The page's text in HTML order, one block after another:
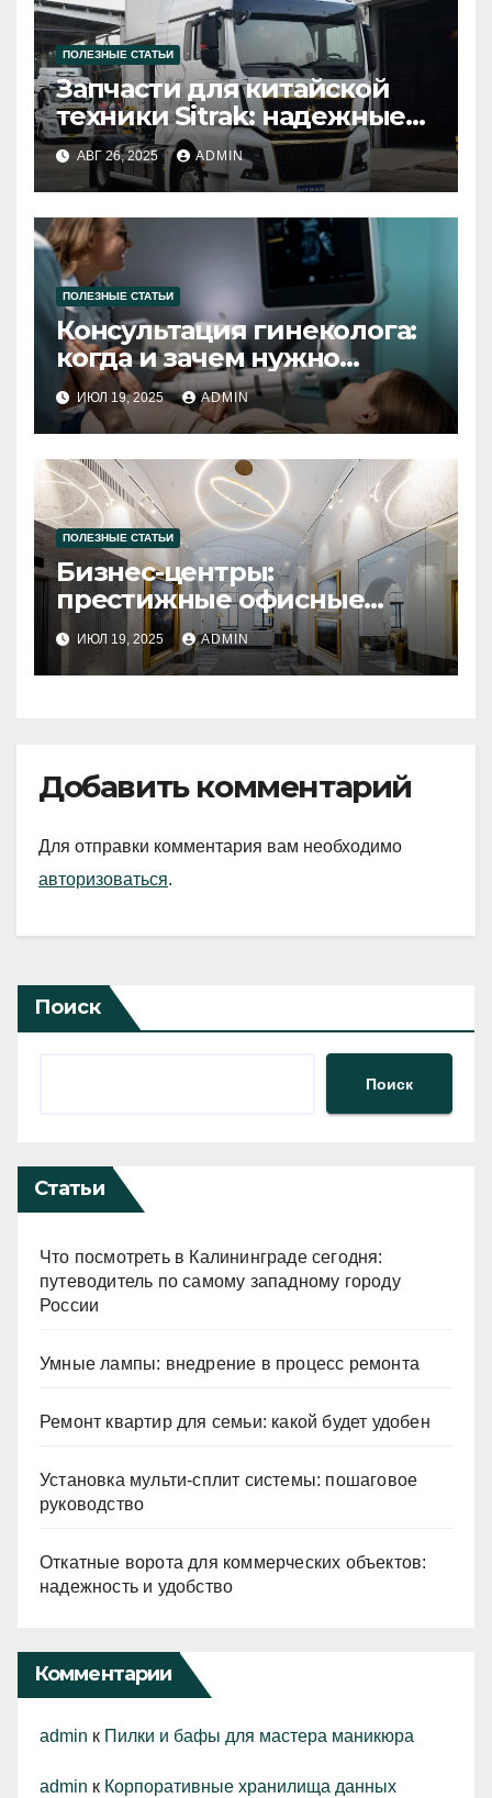
ПОЛЕЗНЫЕ СТАТЬИ
Запчасти для китайской
техники Sitrak: надежные
решения для вашего
автомобиля
АВГ 26, 2025 ADMIN
ПОЛЕЗНЫЕ СТАТЬИ
Консультация гинеколога:
когда и зачем нужно
посещать специалиста
ИЮЛ 19, 2025 ADMIN
ПОЛЕЗНЫЕ СТАТЬИ
Бизнес-центры:
престижные офисные
пространства в Санкт-
Петербурге
ИЮЛ 19, 2025 ADMIN
Добавить комментарий
Для отправки комментария вам необходимо
авторизоваться.
Поиск
Поиск
Статьи
Что посмотреть в Калининграде сегодня:
путеводитель по самому западному городу
России
Умные лампы: внедрение в процесс ремонта
Ремонт квартир для семьи: какой будет удобен
Установка мульти-сплит системы: пошаговое
руководство
Откатные ворота для коммерческих объектов:
надежность и удобство
Комментарии
admin к Пилки и бафы для мастера маникюра
admin к Корпоративные хранилища данных